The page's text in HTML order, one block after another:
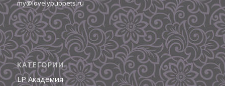
my@lovelypuppets.ru
КАТЕГОРИИ
LP Академия